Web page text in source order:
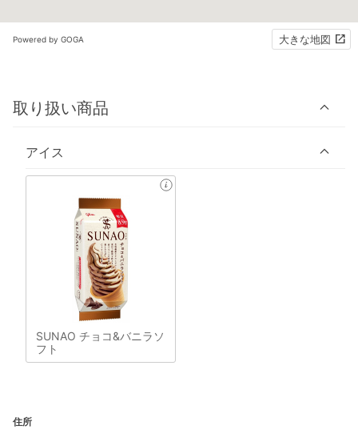
Powered by GOGA 大きな地図
取り扱い商品
アイス
SUNAO チョコ&バニラソ
フト
住所